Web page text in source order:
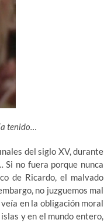
tenido…
del siglo XV, durante
no fuera porque nunca
de Ricardo, el malvado
no juzguemos mal
en la obligación moral
y en el mundo entero,